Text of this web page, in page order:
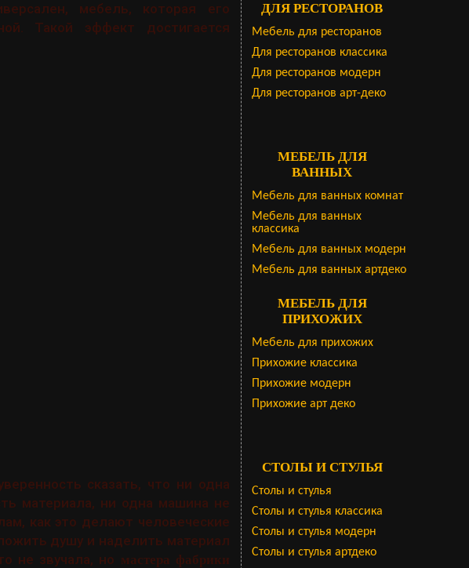
мебель, которая его
Такой эффект достигается
сказать, что ни одна
материала, ни одна машина не
как это делают человеческие
душу и наделить материал
не звучала, но мастера фабрики
ДЛЯ РЕСТОРАНОВ
Мебель для ресторанов
Для ресторанов классика
Для ресторанов модерн
Для ресторанов арт-деко
МЕБЕЛЬ ДЛЯ
ВАННЫХ
Мебель для ванных комнат
Мебель для ванных
классика
Мебель для ванных модерн
Мебель для ванных артдеко
МЕБЕЛЬ ДЛЯ
ПРИХОЖИХ
Мебель для прихожих
Прихожие классика
Прихожие модерн
Прихожие арт деко
СТОЛЫ И СТУЛЬЯ
Столы и стулья
Столы и стулья классика
Столы и стулья модерн
Столы и стулья артдеко